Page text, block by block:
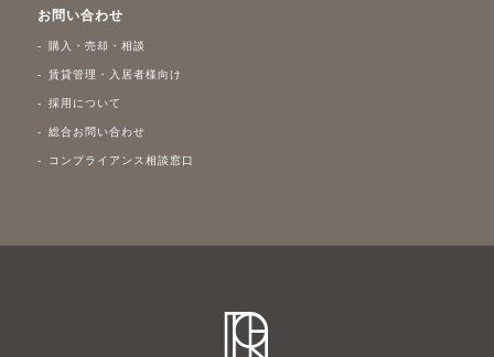
お問い合わせ
購入・売却・相談
賃貸管理・入居者様向け
採用について
総合お問い合わせ
コンプライアンス相談窓口